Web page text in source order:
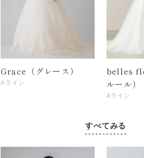
Grace（グレース）
Aライン
belles
ルール）
Aライン
すべてみる